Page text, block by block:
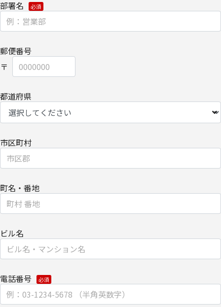
当社は、委託業務により個人情報を外部へ預託する場合は、適切な
機密保持契約を締結し委託先を監督します。
個人情報をご提供いただけない場合は、当社からのお問い合わせ対
応/各種情報/サービスをお届けできなくなる場合がございます。
【個人情報の開示/訂正/削除に関して】
ご提供いただきました個人情報の開示/訂正/削除などを希望される
場合は、下記の【お問い合わせ先】にご連絡ください。また、お手
続きの詳細については、以下をご参照ください。
・個人のお客さまのお手続き方法
このページは通信途上における第三者の不正なアクセスに備えて、
SSL（Secure Sockets Layer）による個人情報の暗号化またはこれ
【個人情報保護管理者】
キヤノンITソリューションズ株式会社
企画本部 営業・マーケティング推進部 部長
【お問い合わせ先】
部署名
郵便番号
都道府県
市区町村
町名・番地
ビル名
電話番号